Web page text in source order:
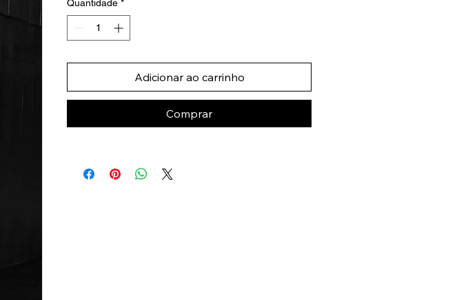
Quantidade *
Adicionar ao carrinho
Comprar